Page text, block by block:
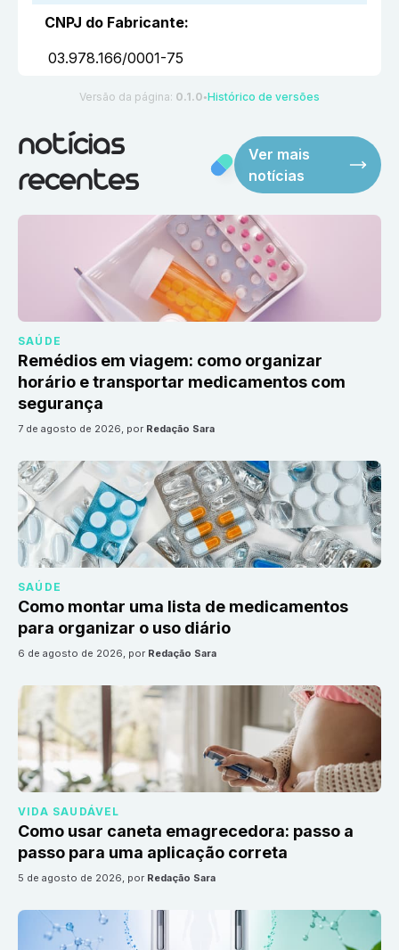
CNPJ do Fabricante:
03.978.166/0001-75
Versão da página: 0.1.0 ●Histórico de versões
notícias
recentes
Ver mais
notícias
SAÚDE
Remédios em viagem: como organizar
horário e transportar medicamentos com
segurança
7 de agosto de 2026, por Redação Sara
SAÚDE
Como montar uma lista de medicamentos
para organizar o uso diário
6 de agosto de 2026, por Redação Sara
VIDA SAUDÁVEL
Como usar caneta emagrecedora: passo a
passo para uma aplicação correta
5 de agosto de 2026, por Redação Sara